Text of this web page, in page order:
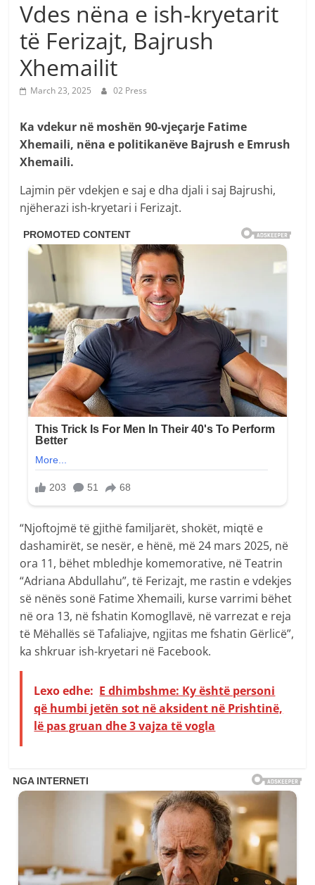
Vdes nëna e ish-kryetarit
të Ferizajt, Bajrush
Xhemailit
March 23, 2025 02 Press
Ka vdekur në moshën 90-vjeçarje Fatime
Xhemaili, nëna e politikanëve Bajrush e Emrush
Xhemaili.
Lajmin për vdekjen e saj e dha djali i saj Bajrushi,
njëherazi ish-kryetari i Ferizajt.
“Njoftojmë të gjithë familjarët, shokët, miqtë e
dashamirët, se nesër, e hënë, më 24 mars 2025, në
ora 11, bëhet mbledhje komemorative, në Teatrin
“Adriana Abdullahu”, të Ferizajt, me rastin e vdekjes
së nënës sonë Fatime Xhemaili, kurse varrimi bëhet
në ora 13, në fshatin Komogllavë, në varrezat e reja
të Mëhallës së Tafaliajve, ngjitas me fshatin Gërlicë”,
ka shkruar ish-kryetari në Facebook.
Lexo edhe: E dhimbshme: Ky është personi
që humbi jetën sot në aksident në Prishtinë,
lë pas gruan dhe 3 vajza të vogla